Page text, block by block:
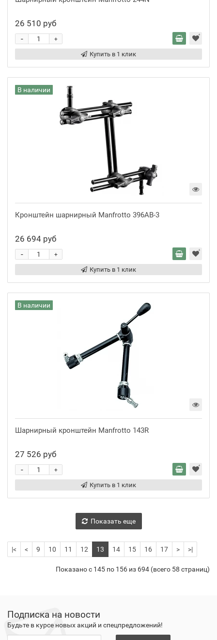
26 510 руб
+
-
Купить в 1 клик
В наличии
Кронштейн шарнирный Manfrotto 396AB-3
26 694 руб
+
-
Купить в 1 клик
В наличии
Шарнирный кронштейн Manfrotto 143R
27 526 руб
+
-
Купить в 1 клик
Показать еще
|< < 9 10 11 12 13 14 15 16 17 > >|
Показано с 145 по 156 из 694 (всего 58 страниц)
Подписка на новости
Будьте в курсе новых акций и спецпредложений!